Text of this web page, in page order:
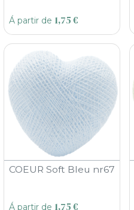
Á partir de 1,75€
COEUR Soft Bleu nr67
Á partir de 1,75€